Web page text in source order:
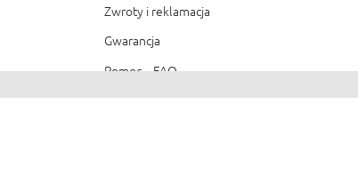
Zwroty i reklamacja
Gwarancja
Pomoc – FAQ